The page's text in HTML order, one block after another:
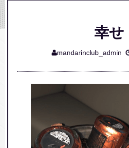
イベント
ギャラリー
求人情報
幸せ
mandarinclub_admin